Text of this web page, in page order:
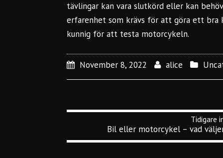
tävlingar kan vara slutkörd eller kan
erfarenhet som krävs för att göra ett bra
kunnig för att testa motorcykeln.
November 8, 2022 alice
Bil eller motorcykel – vad